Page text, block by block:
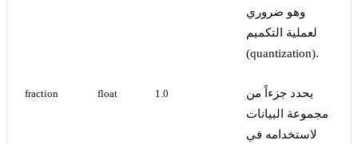
وهو ضروري
لعملية التكميم
(quantization).
fraction float 1.0
يحدد جزءاً من
مجموعة البيانات
لاستخدامه في